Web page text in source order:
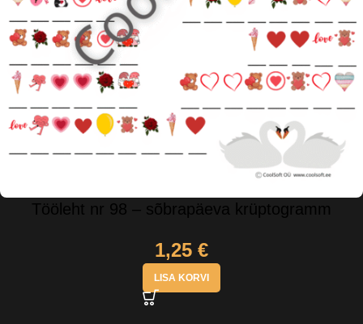
Tööleht nr 98 – sõbrapäeva krüptogramm
1,25 €
LISA KORVI